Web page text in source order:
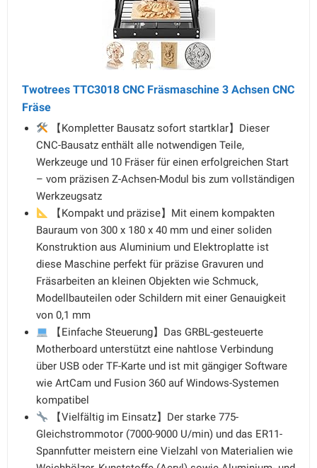
Twotrees TTC3018 CNC Fräsmaschine 3 Achsen CNC
Fräse
【Kompletter Bausatz sofort startklar】Dieser
CNC-Bausatz enthält alle notwendigen Teile,
Werkzeuge und 10 Fräser für einen erfolgreichen Start
– vom präzisen Z-Achsen-Modul bis zum vollständigen
Werkzeugsatz
【Kompakt und präzise】Mit einem kompakten
Bauraum von 300 x 180 x 40 mm und einer soliden
Konstruktion aus Aluminium und Elektroplatte ist
diese Maschine perfekt für präzise Gravuren und
Fräsarbeiten an kleinen Objekten wie Schmuck,
Modellbauteilen oder Schildern mit einer Genauigkeit
von 0,1 mm
【Einfache Steuerung】Das GRBL-gesteuerte
Motherboard unterstützt eine nahtlose Verbindung
über USB oder TF-Karte und ist mit gängiger Software
wie ArtCam und Fusion 360 auf Windows-Systemen
kompatibel
【Vielfältig im Einsatz】Der starke 775-
Gleichstrommotor (7000-9000 U/min) und das ER11-
Spannfutter meistern eine Vielzahl von Materialien wie